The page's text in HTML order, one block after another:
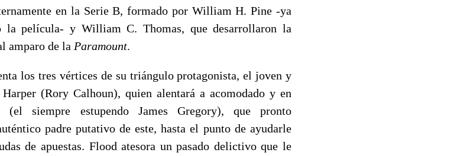
en la Serie B, formado por William H. Pine -ya
la película- y William C. Thomas, que desarrollaron la
amparo de la Paramount.
los tres vértices de su triángulo protagonista, el joven y
(Rory Calhoun), quien alentará a acomodado y en
(el siempre estupendo James Gregory), que pronto
padre putativo de este, hasta el punto de ayudarle
de apuestas. Flood atesora un pasado delictivo que le